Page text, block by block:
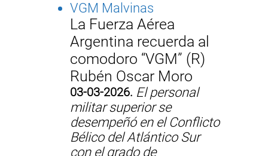
VGM Malvinas
La Fuerza Aérea
Argentina recuerda al
comodoro “VGM” (R)
Rubén Oscar Moro
03-03-2026. El personal
militar superior se
desempeñó en el Conflicto
Bélico del Atlántico Sur
con el grado de